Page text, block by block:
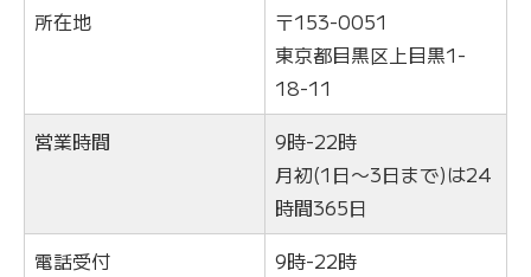
所在地
〒153-0051
東京都目黒区上目黒1-
18-11
営業時間
9時-22時
月初(1日〜3日まで)は24
時間365日
電話受付
9時-22時